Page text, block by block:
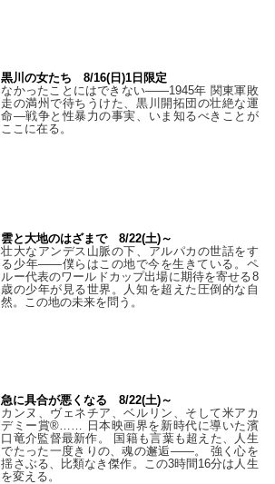
黒川の女たち 8/16(日)1日限定
なかったことにはできない——1945年 関東軍敗
走の満州で待ちうけた、黒川開拓団の壮絶な運
命―戦争と性暴力の事実、いま知るべきことが
ここに在る。
雲と大地のはざまで 8/22(土)～
壮大なアンデス山脈の下、アルパカの世話をす
る少年――僕らはこの地で今を生きている。ペ
ルー代表のワールドカップ出場に期待を寄せる8
歳の少年が見る世界。人知を超えた圧倒的な自
然。この地の未来を問う。
急に具合が悪くなる 8/22(土)～
カンヌ、ヴェネチア、ベルリン、そして米アカ
デミー賞®…… 日本映画界を新時代に導いた濱
口竜介監督最新作。 国籍も言葉も超えた、人生
でたった一度きりの、魂の邂逅――。 強く心を
揺さぶる、比類なき傑作。この3時間16分は人生
を変える。